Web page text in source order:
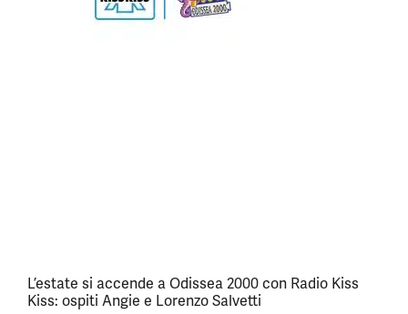
L’estate si accende a Odissea 2000 con Radio Kiss
Kiss: ospiti Angie e Lorenzo Salvetti